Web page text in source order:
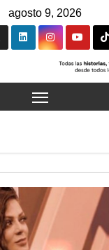
agosto 9, 2026